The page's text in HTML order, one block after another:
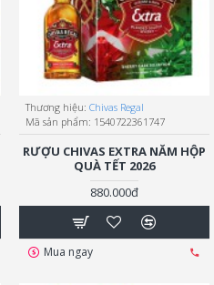
Thương hiệu: Chivas Regal
Mã sản phẩm: 1540722361747
RƯỢU CHIVAS EXTRA NĂM HỘP
QUÀ TẾT 2026
880.000đ
Mua ngay